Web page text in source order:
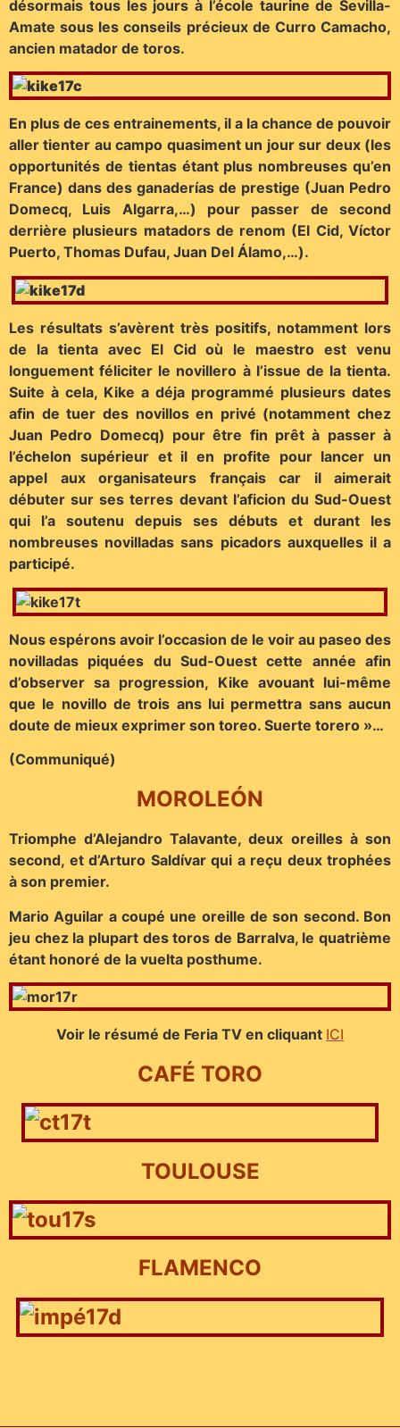
désormais tous les jours à l’école taurine de Sevilla-
Amate sous les conseils précieux de Curro Camacho,
ancien matador de toros.
En plus de ces entrainements, il a la chance de pouvoir
aller tienter au campo quasiment un jour sur deux (les
opportunités de tientas étant plus nombreuses qu’en
France) dans des ganaderías de prestige (Juan Pedro
Domecq, Luis Algarra,…) pour passer de second
derrière plusieurs matadors de renom (El Cid, Víctor
Puerto, Thomas Dufau, Juan Del Álamo,…).
Les résultats s’avèrent très positifs, notamment lors
de la tienta avec El Cid où le maestro est venu
longuement féliciter le novillero à l’issue de la tienta.
Suite à cela, Kike a déja programmé plusieurs dates
afin de tuer des novillos en privé (notamment chez
Juan Pedro Domecq) pour être fin prêt à passer à
l’échelon supérieur et il en profite pour lancer un
appel aux organisateurs français car il aimerait
débuter sur ses terres devant l’aficion du Sud-Ouest
qui l’a soutenu depuis ses débuts et durant les
nombreuses novilladas sans picadors auxquelles il a
participé.
Nous espérons avoir l’occasion de le voir au paseo des
novilladas piquées du Sud-Ouest cette année afin
d’observer sa progression, Kike avouant lui-même
que le novillo de trois ans lui permettra sans aucun
doute de mieux exprimer son toreo. Suerte torero »…
(Communiqué)
MOROLEÓN
Triomphe d’Alejandro Talavante, deux oreilles à son
second, et d’Arturo Saldívar qui a reçu deux trophées
à son premier.
Mario Aguilar a coupé une oreille de son second. Bon
jeu chez la plupart des toros de Barralva, le quatrième
étant honoré de la vuelta posthume.
Voir le résumé de Feria TV en cliquant ICI
CAFÉ TORO
TOULOUSE
FLAMENCO